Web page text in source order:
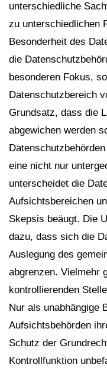
unterschiedliche
zu unterschiedlichen
Besonderheit des
die
besonderen Fokus,
Datenschutzbereich
Grundsatz, dass die
abgewichen werden
eine nicht nur
unterscheidet die
Aufsichtsbereichen
Skepsis beäugt. Die
dazu, dass sich die
Auslegung des
abgrenzen. Vielmehr
kontrollierenden
Nur als unabhängige
Aufsichtsbehörden
Schutz der
Kontrollfunktion